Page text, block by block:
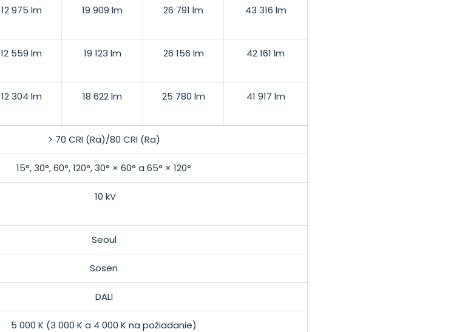
12 975 lm 19 909 lm 26 791 lm 43 316 lm
12 559 lm 19 123 lm 26 156 lm 42 161 lm
12 304 lm 18 622 lm 25 780 lm 41 917 lm
> 70 CRI (Ra)/80 CRI (Ra)
15°, 30°, 60°, 120°, 30° × 60° a 65° × 120°
10 kV
Seoul
Sosen
DALI
5 000 K (3 000 K a 4 000 K na požiadanie)